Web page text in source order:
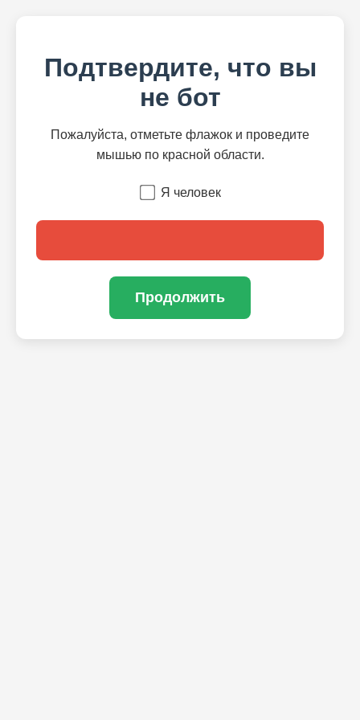
Подтвердите, что вы
не бот
Пожалуйста, отметьте флажок и проведите
мышью по красной области.
Я человек
Продолжить